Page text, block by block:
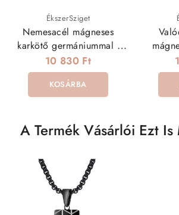
ÉkszerSziget
Nemesacél mágneses
karkötő germániummal -
fekete színben
10 830 Ft
KOSÁRBA
A Termék Vásárlói Ezt